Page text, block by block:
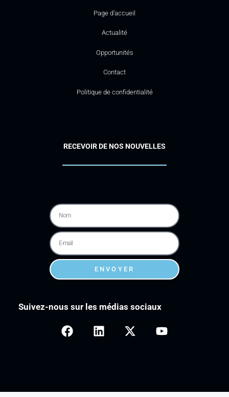
Page d’accueil
Actualité
Opportunités
Contact
Politique de confidentialité
RECEVOIR DE NOS NOUVELLES
ENVOYER
Suivez-nous sur les médias sociaux